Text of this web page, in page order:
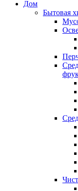
Дом
Бытовая